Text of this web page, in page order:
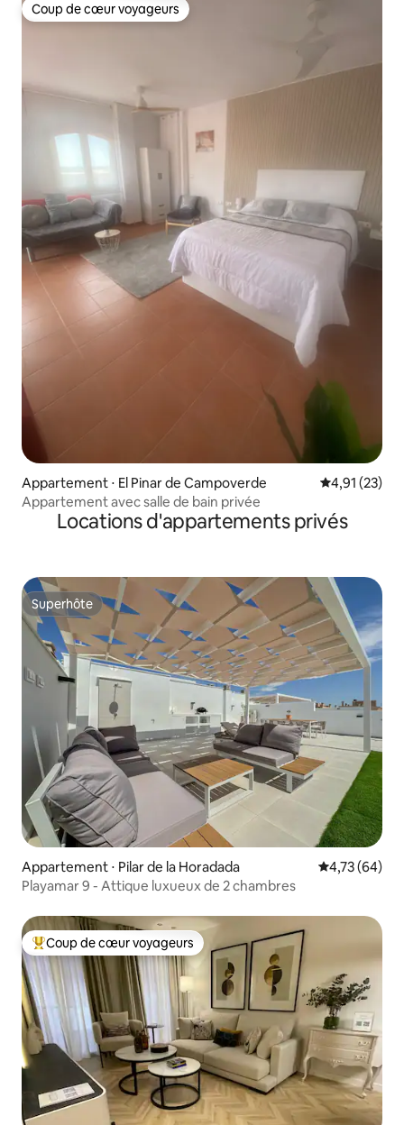
Coup de cœur voyageurs
Coup de cœur voyageurs
Appartement ⋅ El Pinar de Campoverde Évaluation
4,91 (23)
Appartement avec salle de bain privée
Locations d'appartements privés
Superhôte
Superhôte
Appartement ⋅ Pilar de la Horadada Évaluation
4,73 (64)
Playamar 9 - Attique luxueux de 2 chambres
Coups de cœur voyageurs les plus appréciés
Coup de cœur voyageurs